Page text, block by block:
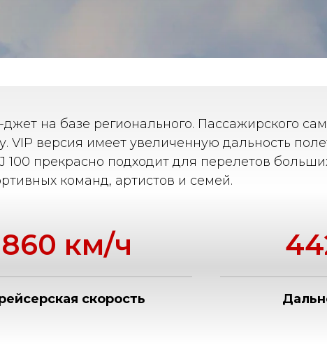
на базе регионального. Пассажирского
VIP версия имеет увеличенную дальность
100 прекрасно подходит для перелетов
команд, артистов и семей.
860 км/ч
скорость